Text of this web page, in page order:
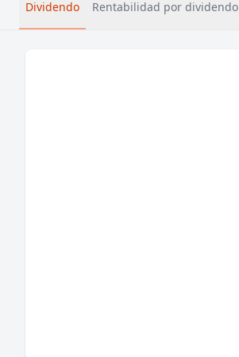
Dividendo Rentabilidad por dividendo